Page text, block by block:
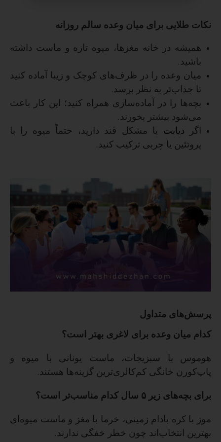
نکات طلایی برای میان وعده سالم روزانه
همیشه در خانه مغزها، میوه تازه و ماست داشته
باشید .
میان وعده را در ظرف‌های کوچک و زیبا آماده کنید
تا جذاب‌تر به نظر برسد .
بچه‌ها را در آماده‌سازی همراه کنید؛ این کار باعث
می‌شود بیشتر بخورند .
اگر دیابت یا مشکل قند دارید، حتماً میوه را با
پروتئین یا چربی ترکیب کنید .
پرسش‌های متداول
کدام میان وعده برای لاغری بهتر است؟
هوموس با سبزیجات، ماست یونانی با میوه و
پاپ‌کورن خانگی کم‌کالری‌ترین گزینه‌ها هستند .
برای بچه‌های زیر ۵ سال کدام مناسب‌تر است؟
موز با کره بادام زمینی، خرما با مغز و ماست میوه‌ای
بهترین انتخاب‌اند چون خطر خفگی ندارند .